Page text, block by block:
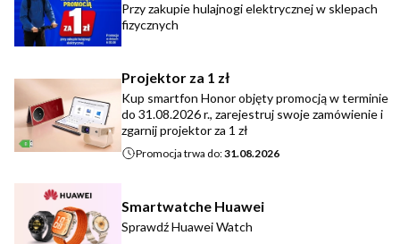
Przy zakupie hulajnogi elektrycznej w sklepach
fizycznych
Projektor za 1 zł
Kup smartfon Honor objęty promocją w terminie
do 31.08.2026 r., zarejestruj swoje zamówienie i
zgarnij projektor za 1 zł
Promocja trwa do:31.08.2026
Smartwatche Huawei
Sprawdź Huawei Watch